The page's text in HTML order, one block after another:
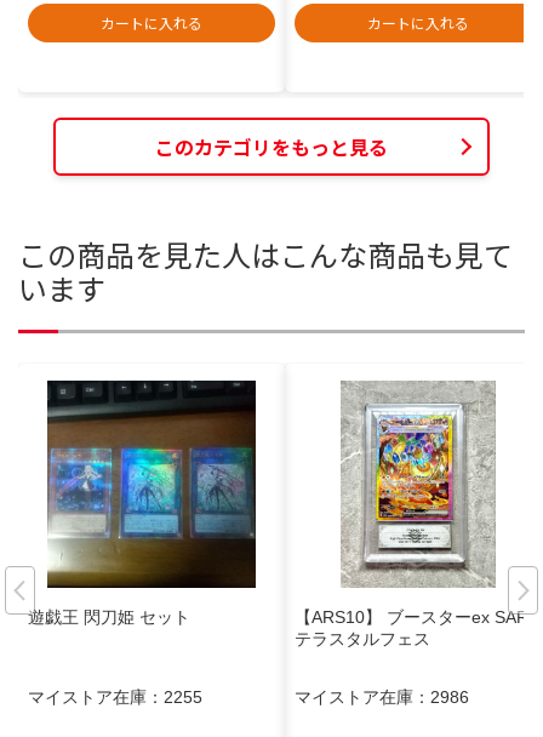
カートに入れる
カートに入れる
このカテゴリをもっと見る
この商品を見た人はこんな商品も見て
います
遊戯王 閃刀姫 セット
マイストア在庫： 2255
【ARS10】 ブースターex SAR
テラスタルフェス
マイストア在庫： 2986